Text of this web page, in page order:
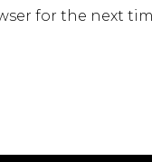
for the next